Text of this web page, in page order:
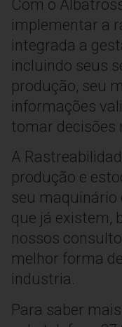
Com o
implementar a
integrada a
incluindo seus
produção, seu
informações
tomar decisões
A
produção e
seu maquinário
que já existem,
nossos
melhor forma
industria.
Para saber